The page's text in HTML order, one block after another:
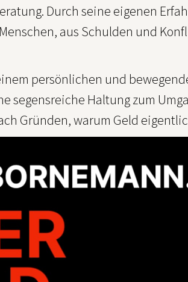
Durch seine eigenen
aus Schulden und
persönlichen und
segensreiche Haltung zum
Gründen, warum Geld